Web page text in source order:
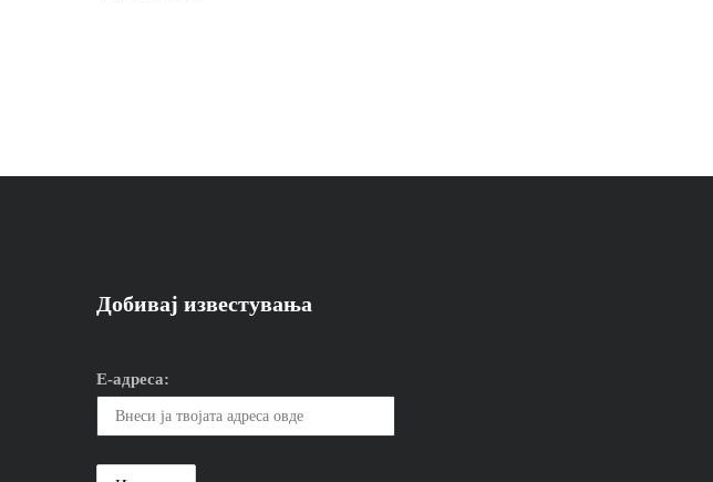
Добивај известувања
Е-адреса: